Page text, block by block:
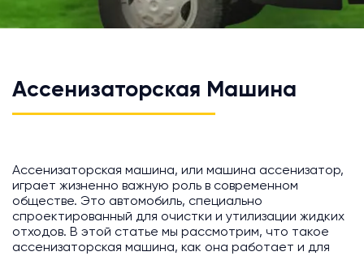
Ассенизаторская Машина
Ассенизаторская машина, или машина ассенизатор,
играет жизненно важную роль в современном
обществе. Это автомобиль, специально
спроектированный для очистки и утилизации жидких
отходов. В этой статье мы рассмотрим, что такое
ассенизаторская машина, как она работает и для